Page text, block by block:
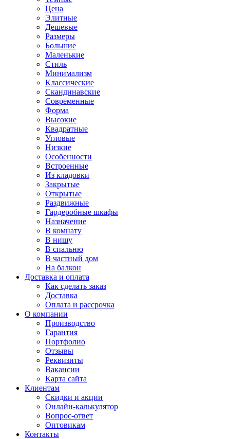
Цена
Элитные
Дешевые
Размеры
Большие
Маленькие
Стиль
Минимализм
Классические
Скандинавские
Современные
Форма
Высокие
Квадратные
Угловые
Низкие
Особенности
Встроенные
Из кладовки
Закрытые
Открытые
Раздвижные
Гардеробные шкафы
Назначение
В комнату
В нишу
В спальню
В частный дом
На балкон
Доставка и оплата
Как сделать заказ
Доставка
Оплата и рассрочка
О компании
Производство
Гарантия
Портфолио
Отзывы
Реквизиты
Вакансии
Карта сайта
Клиентам
Скидки и акции
Онлайн-калькулятор
Вопрос-ответ
Оптовикам
Контакты